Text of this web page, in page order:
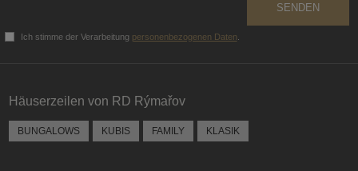
SENDEN
Ich stimme der Verarbeitung personenbezogenen Daten
nicht
gesendet
werden
Häuserzeilen von RD Rýmařov
BUNGALOWS KUBIS FAMILY KLASIK